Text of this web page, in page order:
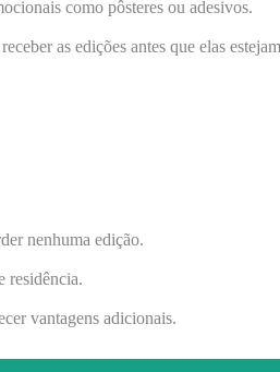
como pôsteres ou adesivos.
as edições antes que elas estejam
nenhuma edição.
residência.
vantagens adicionais.